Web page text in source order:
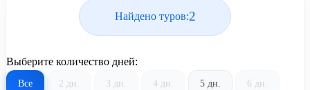
Найдено туров:2
Выберите количество дней:
Все 2 дн. 3 дн. 4 дн. 5 дн. 6 дн.